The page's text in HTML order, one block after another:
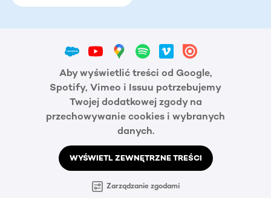
Aby wyświetlić treści od Google,
Spotify, Vimeo i Issuu potrzebujemy
Twojej dodatkowej zgody na
przechowywanie cookies i wybranych
danych.
WYŚWIETL ZEWNĘTRZNE TREŚCI
Zarządzanie zgodami